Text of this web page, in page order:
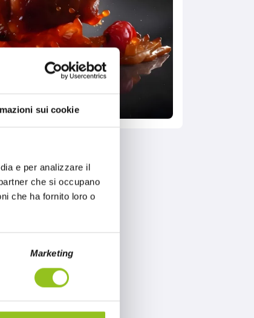
sui cookie
e per analizzare il
che si occupano
che ha fornito loro o
Marketing